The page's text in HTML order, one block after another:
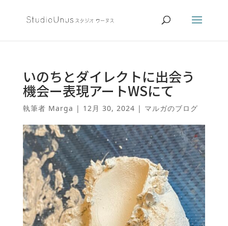
いのちとダイレクトに出会う
機会ー表現アートWSにて
執筆者 Marga | 12月 30, 2024 | マルガのブログ